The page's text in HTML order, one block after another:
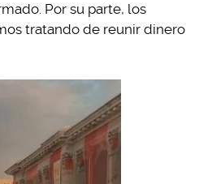
Por su parte, los
tratando de reunir dinero